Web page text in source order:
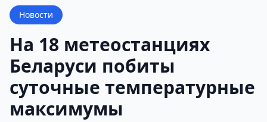
Новости
На 18 метеостанциях
Беларуси побиты
суточные температурные
максимумы